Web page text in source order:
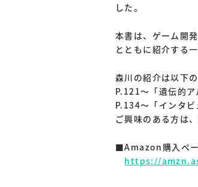
した。
本書は、ゲーム開
とともに紹介する
森川の紹介は以下
P.121～「遺伝的ア
P.134～「インタビ
ご興味のある方は
■Amazon購入ペ
https://